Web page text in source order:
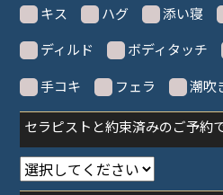
キス ハグ 添い寝
ディルド
ボディタッチ
手コキ
フェラ 潮吹
セラピストと約束済みのご予約